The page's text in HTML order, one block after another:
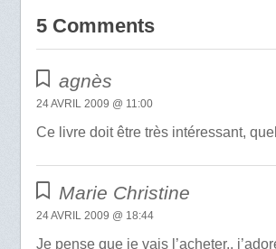
5 Comments
agnès
24 AVRIL 2009 @ 11:00
Ce livre doit être très intéressant,
Marie Christine
24 AVRIL 2009 @ 18:44
Je pense que je vais l’acheter..